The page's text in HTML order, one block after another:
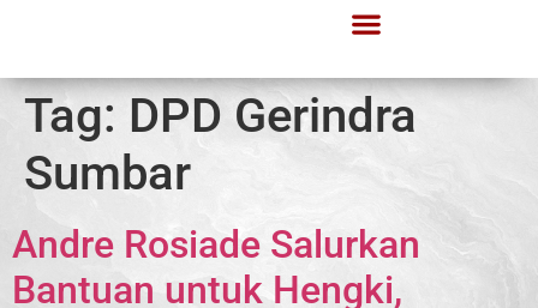
Tag: DPD Gerindra
Sumbar
Andre Rosiade Salurkan
Bantuan untuk Hengki,